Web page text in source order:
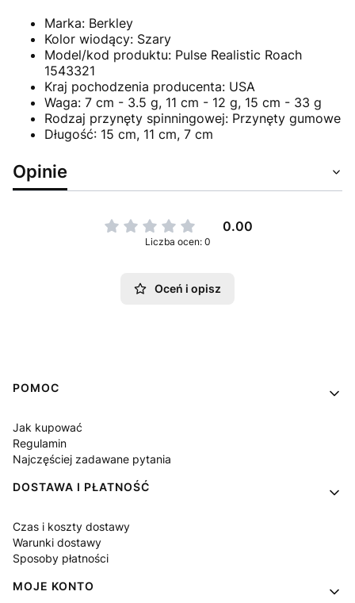
Marka: Berkley
Kolor wiodący: Szary
Model/kod produktu: Pulse Realistic Roach
1543321
Kraj pochodzenia producenta: USA
Waga: 7 cm - 3.5 g, 11 cm - 12 g, 15 cm - 33 g
Rodzaj przynęty spinningowej: Przynęty gumowe
Długość: 15 cm, 11 cm, 7 cm
Opinie
0.00
Liczba ocen: 0
Oceń i opisz
Linki w stopce
POMOC
Jak kupować
Regulamin
Najczęściej zadawane pytania
DOSTAWA I PŁATNOŚĆ
Czas i koszty dostawy
Warunki dostawy
Sposoby płatności
MOJE KONTO